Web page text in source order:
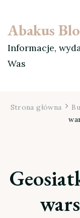
Abakus
Informacje,
Was
Strona główna